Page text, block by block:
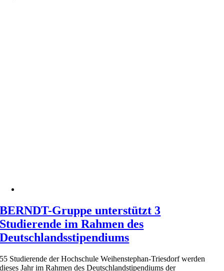
BERNDT-Gruppe unterstützt 3
Studierende im Rahmen des
Deutschlandsstipendiums
55 Studierende der Hochschule Weihenstephan-Triesdorf werden
dieses Jahr im Rahmen des Deutschlandstipendiums der